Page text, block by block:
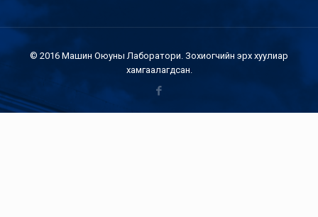
© 2016 Машин Оюуны Лаборатори. Зохиогчийн эрх хуулиар
хамгаалагдсан.